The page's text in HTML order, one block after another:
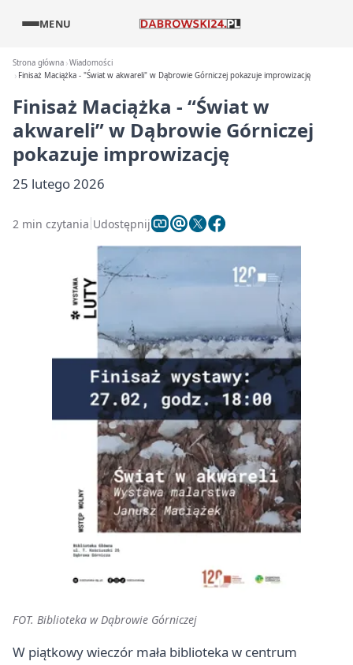
MENU
Strona główna Wiadomości
Finisaż Maciążka - "Świat w akwareli" w Dąbrowie Górniczej pokazuje improwizację
Finisaż Maciążka - “Świat w
akwareli” w Dąbrowie Górniczej
pokazuje improwizację
25 lutego 2026
2 min czytania Udostępnij
FOT. Biblioteka w Dąbrowie Górniczej
W piątkowy wieczór mała biblioteka w centrum